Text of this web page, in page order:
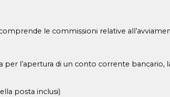
le commissioni relative
per l’apertura di un conto corrente bancario,
posta inclusi)